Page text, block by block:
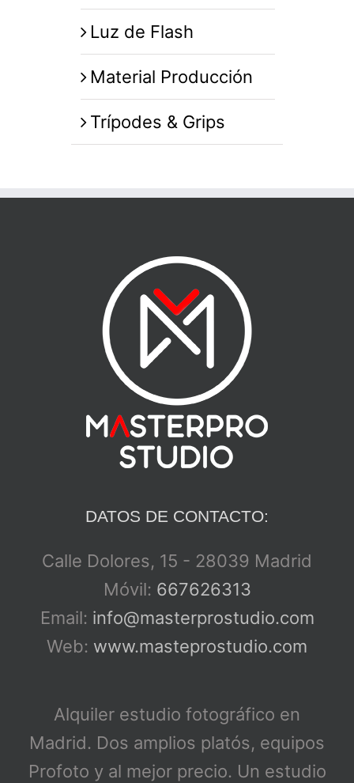
Luz de Flash
Material Producción
Trípodes & Grips
DATOS DE CONTACTO:
Calle Dolores, 15 - 28039 Madrid
Móvil: 667626313
Email: info@masterprostudio.com
Web: www.masteprostudio.com
Alquiler estudio fotográfico en
Madrid. Dos amplios platós, equipos
Profoto y al mejor precio. Un estudio